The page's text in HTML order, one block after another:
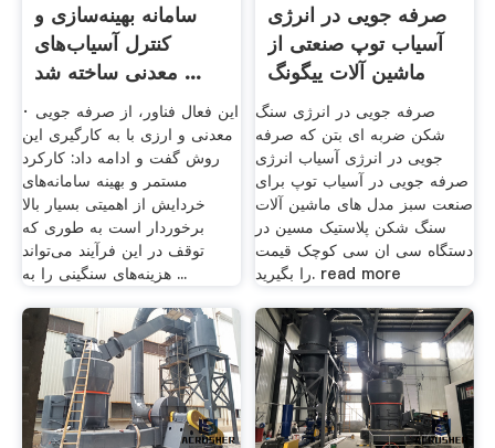
سامانه بهینه‌سازی و
کنترل آسیاب‌های
معدنی ساخته شد ...
· این فعال فناور، از صرفه جویی
معدنی و ارزی با به کارگیری این
روش گفت و ادامه داد: کارکرد
مستمر و بهینه سامانه‌های
خردایش از اهمیتی بسیار بالا
برخوردار است به طوری که
توقف در این فرآیند می‌تواند
هزینه‌های سنگینی را به ...
صرفه جویی در انرژی
آسیاب توپ صنعتی از
ماشین آلات ییگونگ
صرفه جویی در انرژی سنگ
شکن ضربه ای بتن که صرفه
جویی در انرژی آسیاب انرژی
صرفه جویی در آسیاب توپ برای
صنعت سبز مدل های ماشین آلات
سنگ شکن پلاستیک مسین در
دستگاه سی ان سی کوچک قیمت
را بگیرید. read more